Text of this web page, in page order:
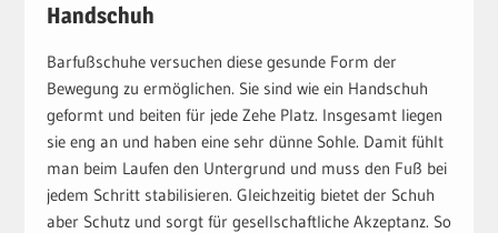
Handschuh
Barfußschuhe versuchen diese gesunde Form der
Bewegung zu ermöglichen. Sie sind wie ein Handschuh
geformt und beiten für jede Zehe Platz. Insgesamt liegen
sie eng an und haben eine sehr dünne Sohle. Damit fühlt
man beim Laufen den Untergrund und muss den Fuß bei
jedem Schritt stabilisieren. Gleichzeitig bietet der Schuh
aber Schutz und sorgt für gesellschaftliche Akzeptanz. So